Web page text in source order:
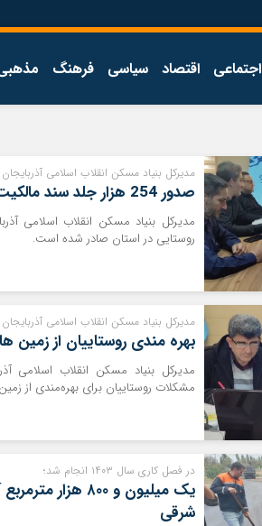
اجتماعی اقتصاد سیاسی فرهنگ
گالری فیلم
گالری عکسمدیرکل بنیاد مسکن انقلاب اسلامی
صدور 254 هزار جلد سند مالکیت در روستاهای استان
روستایی در استان صادر شده است.
مدیرکل بنیاد مسکن انقلاب اسلامی
بهره مندی روستاییان از زمین
مدیرکل بنیاد مسکن انقلاب اسلامی
مشکلات روستاییان برای بهره‌مندی از
در فصل کاری سال ۱۴۰۳ انجام شد؛
یک میلیون و ۸۰۰
شرقی